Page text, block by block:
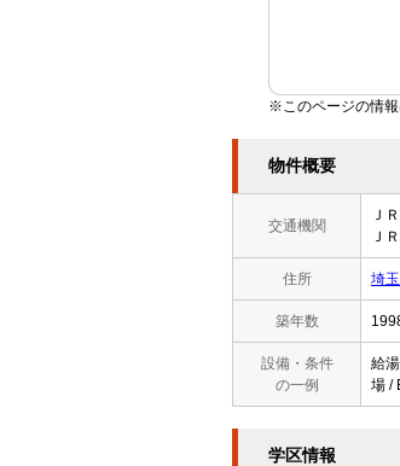
※このページの情報
物件概要
交通機関
Ｊ
Ｊ
住所 埼
築年数
設備・条件
の一例
給
場 /
学区情報